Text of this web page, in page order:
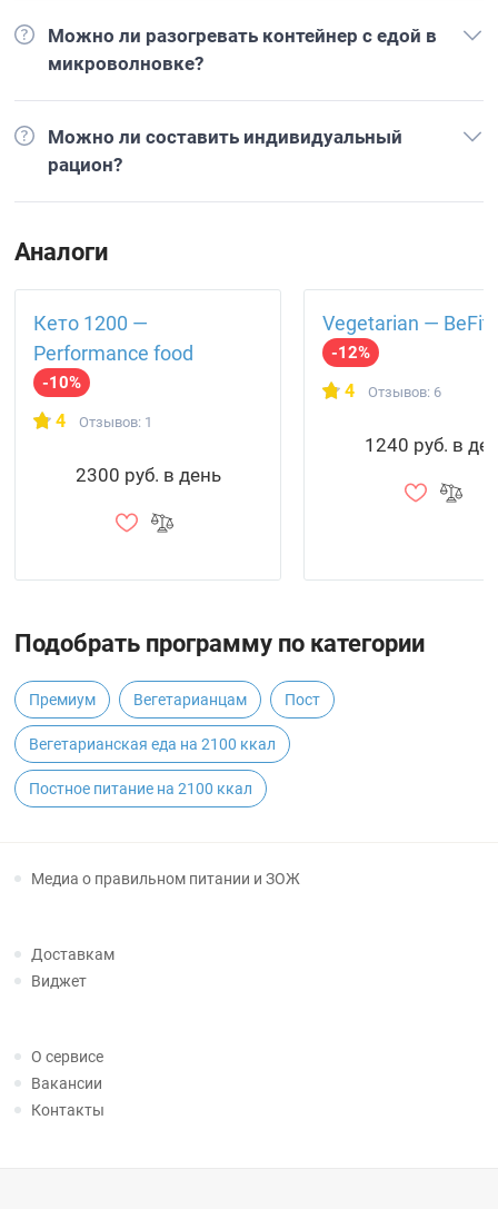
Можно ли разогревать контейнер с едой в
микроволновке?
Можно ли составить индивидуальный
рацион?
Аналоги
Кето 1200 —
Performance food
-10%
4 Отзывов: 1
2300 руб. в день
Vegetarian — BeFit
-12%
4 Отзывов: 6
1240 руб. в
Подобрать программу по категории
Премиум Вегетарианцам Пост
Вегетарианская еда на 2100 ккал
Постное питание на 2100 ккал
Медиа о правильном питании и ЗОЖ
Доставкам
Виджет
О сервисе
Вакансии
Контакты